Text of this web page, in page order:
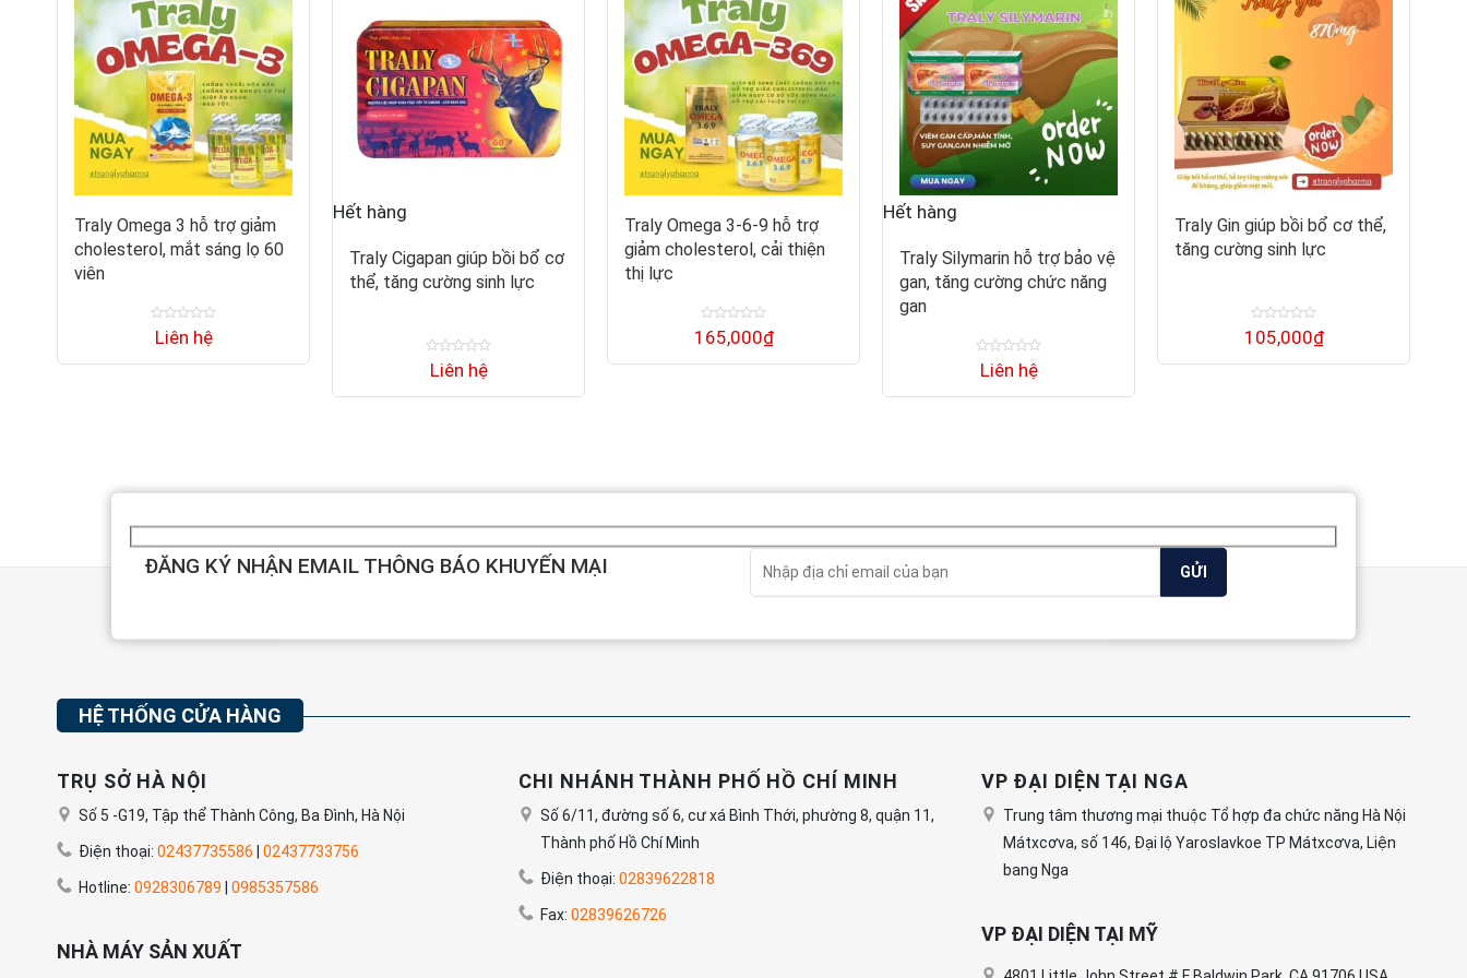
Traly Omega 3 hỗ trợ giảm
cholesterol, mắt sáng lọ 60
viên
Được
xếp
Liên hệ
Hết hàng
Traly Cigapan giúp bồi bổ cơ
thể, tăng cường sinh lực
Được
xếp
Liên hệ
Traly Omega 3-6-9 hỗ trợ
giảm cholesterol, cải thiện
thị lực
Được
xếp
165,000₫
Hết hàng
Traly Silymarin hỗ trợ bảo vệ
gan, tăng cường chức năng
gan
Được
xếp
Liên hệ
Traly Gin giúp bồi bổ cơ thể,
tăng cường sinh lực
Được
xếp
105,000₫
ĐĂNG KÝ NHẬN EMAIL THÔNG BÁO KHUYẾN MẠI
HỆ THỐNG CỬA HÀNG
TRỤ SỞ HÀ NỘI
Số 5 -G19, Tập thể Thành Công, Ba Đình, Hà Nội
Điện thoại: 02437735586 02437733756
Hotline: 0928306789 0985357586
NHÀ MÁY SẢN XUẤT
CHI NHÁNH THÀNH PHỐ HỒ CHÍ MINH
Số 6/11, đường số 6, cư xá Bình Thới, phường 8, quận 11,
Thành phố Hồ Chí Minh
Điện thoại:02839622818
Fax:02839626726
VP ĐẠI DIỆN TẠI NGA
Trung tâm thương mại thuộc Tổ hợp đa chức năng Hà Nội
Mátxcơva, số 146, Đại lộ Yaroslavkoe TP Mátxcơva, Liện
bang Nga
VP ĐẠI DIỆN TẠI MỸ